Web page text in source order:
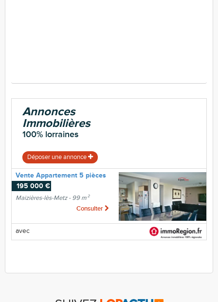
Annonces
Immobilières
100% lorraines
Déposer une annonce
Vente Appartement 5 pièces
195 000 €
Maizières-lès-Metz - 99 m²
Consulter
avec